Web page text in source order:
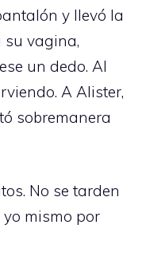
y llevó la
su vagina,
un dedo. Al
A Alister,
sobremanera
No se tarden
mismo por